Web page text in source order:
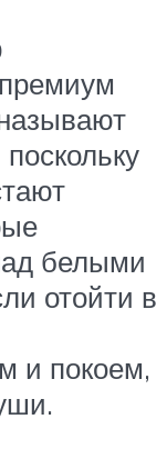
белыми
отойти в
и покоем,